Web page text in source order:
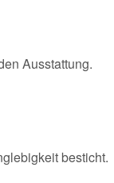
Ausstattung.
besticht.